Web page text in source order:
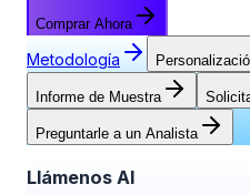
Comprar Ahora
Metodología
Informe de Muestra
Preguntarle a un Analista
Llámenos Al